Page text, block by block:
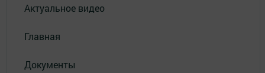
Актуальное видео
Главная
Документы